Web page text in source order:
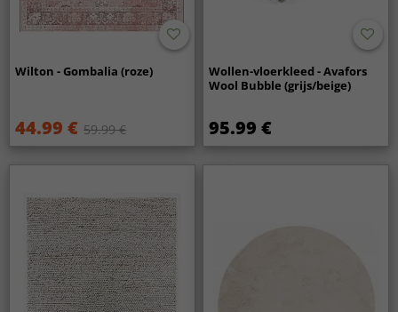
Wilton - Gombalia (roze)
44.99 € 59.99 €
Wollen-vloerkleed - Avafors
Wool Bubble (grijs/beige)
95.99 €